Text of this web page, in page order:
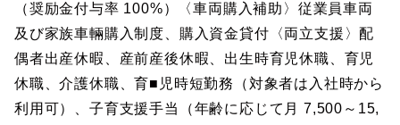
（奨励金付与率 100%）〈車両購入補助〉従業員車両
及び家族車輛購入制度、購入資金貸付〈両立支援〉配
偶者出産休暇、産前産後休暇、出生時育児休職、育児
休職、介護休職、育■児時短勤務（対象者は入社時から
利用可）、子育支援手当（年齢に応じて月 7,500～15,